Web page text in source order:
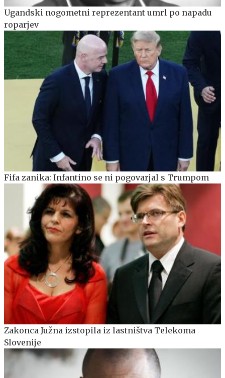
Ugandski nogometni reprezentant umrl po napadu
roparjev
Fifa zanika: Infantino se ni pogovarjal s Trumpom
Zakonca Južna izstopila iz lastništva Telekoma
Slovenije